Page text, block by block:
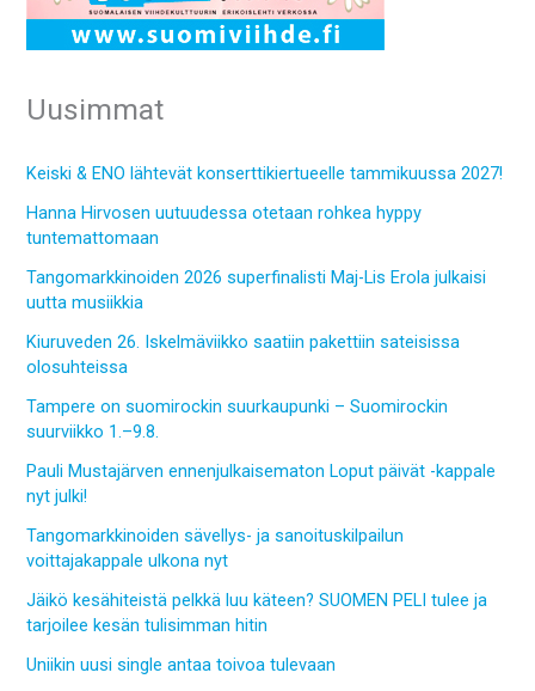
Uusimmat
Keiski & ENO lähtevät konserttikiertueelle tammikuussa 2027!
Hanna Hirvosen uutuudessa otetaan rohkea hyppy
tuntemattomaan
Tangomarkkinoiden 2026 superfinalisti Maj-Lis Erola julkaisi
uutta musiikkia
Kiuruveden 26. Iskelmäviikko saatiin pakettiin sateisissa
olosuhteissa
Tampere on suomirockin suurkaupunki – Suomirockin
suurviikko 1.–9.8.
Pauli Mustajärven ennenjulkaisematon Loput päivät -kappale
nyt julki!
Tangomarkkinoiden sävellys- ja sanoituskilpailun
voittajakappale ulkona nyt
Jäikö kesähiteistä pelkkä luu käteen? SUOMEN PELI tulee ja
tarjoilee kesän tulisimman hitin
Uniikin uusi single antaa toivoa tulevaan